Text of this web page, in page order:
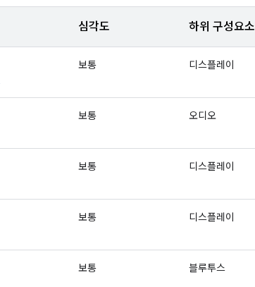
심각도 하위 구성요소
보통 디스플레이
보통 오디오
보통 디스플레이
보통 디스플레이
보통 블루투스